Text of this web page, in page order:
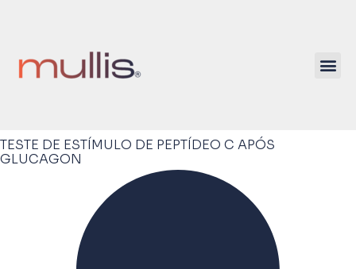
TESTE DE ESTÍMULO DE PEPTÍDEO C APÓS
GLUCAGON